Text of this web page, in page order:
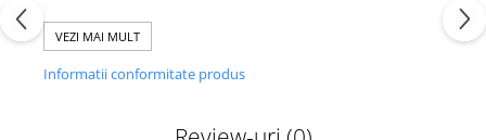
*margelute multicolore (nuante inchise) din lut
polimeric in forma de disc
VEZI MAI MULT
Informatii conformitate produs